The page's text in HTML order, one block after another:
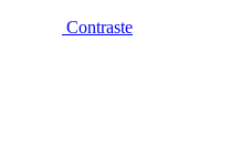
Contraste